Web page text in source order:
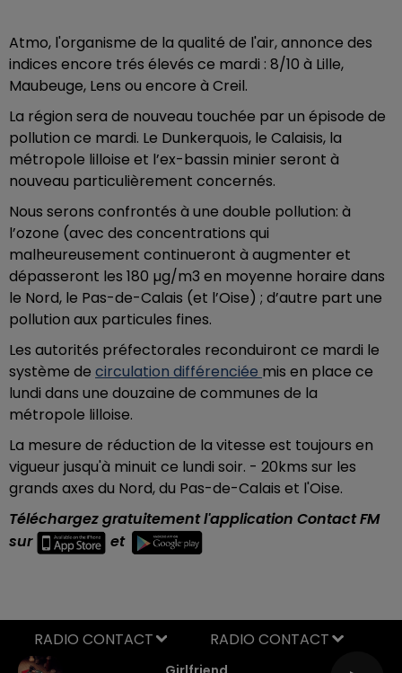
Atmo, l'organisme de la qualité de l'air, annonce des
indices encore trés élevés ce mardi : 8/10 à Lille,
Maubeuge, Lens ou encore à Creil.
La région sera de nouveau touchée par un épisode de
pollution ce mardi. Le Dunkerquois, le Calaisis, la
métropole lilloise et l’ex-bassin minier seront à
nouveau particulièrement concernés.
Nous serons confrontés à une double pollution: à
l’ozone (avec des concentrations qui
malheureusement continueront à augmenter et
dépasseront les 180 µg/m3 en moyenne horaire dans
le Nord, le Pas-de-Calais (et l’Oise) ; d’autre part une
pollution aux particules fines.
Les autorités préfectorales reconduiront ce mardi le
système de circulation différenciée mis en place ce
lundi dans une douzaine de communes de la
métropole lilloise.
La mesure de réduction de la vitesse est toujours en
vigueur jusqu'à minuit ce lundi soir. - 20kms sur les
grands axes du Nord, du Pas-de-Calais et l'Oise.
Téléchargez gratuitement l'application Contact FM
sur
et
RADIO CONTACT